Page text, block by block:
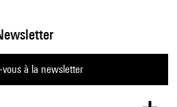
vous à la newsletter